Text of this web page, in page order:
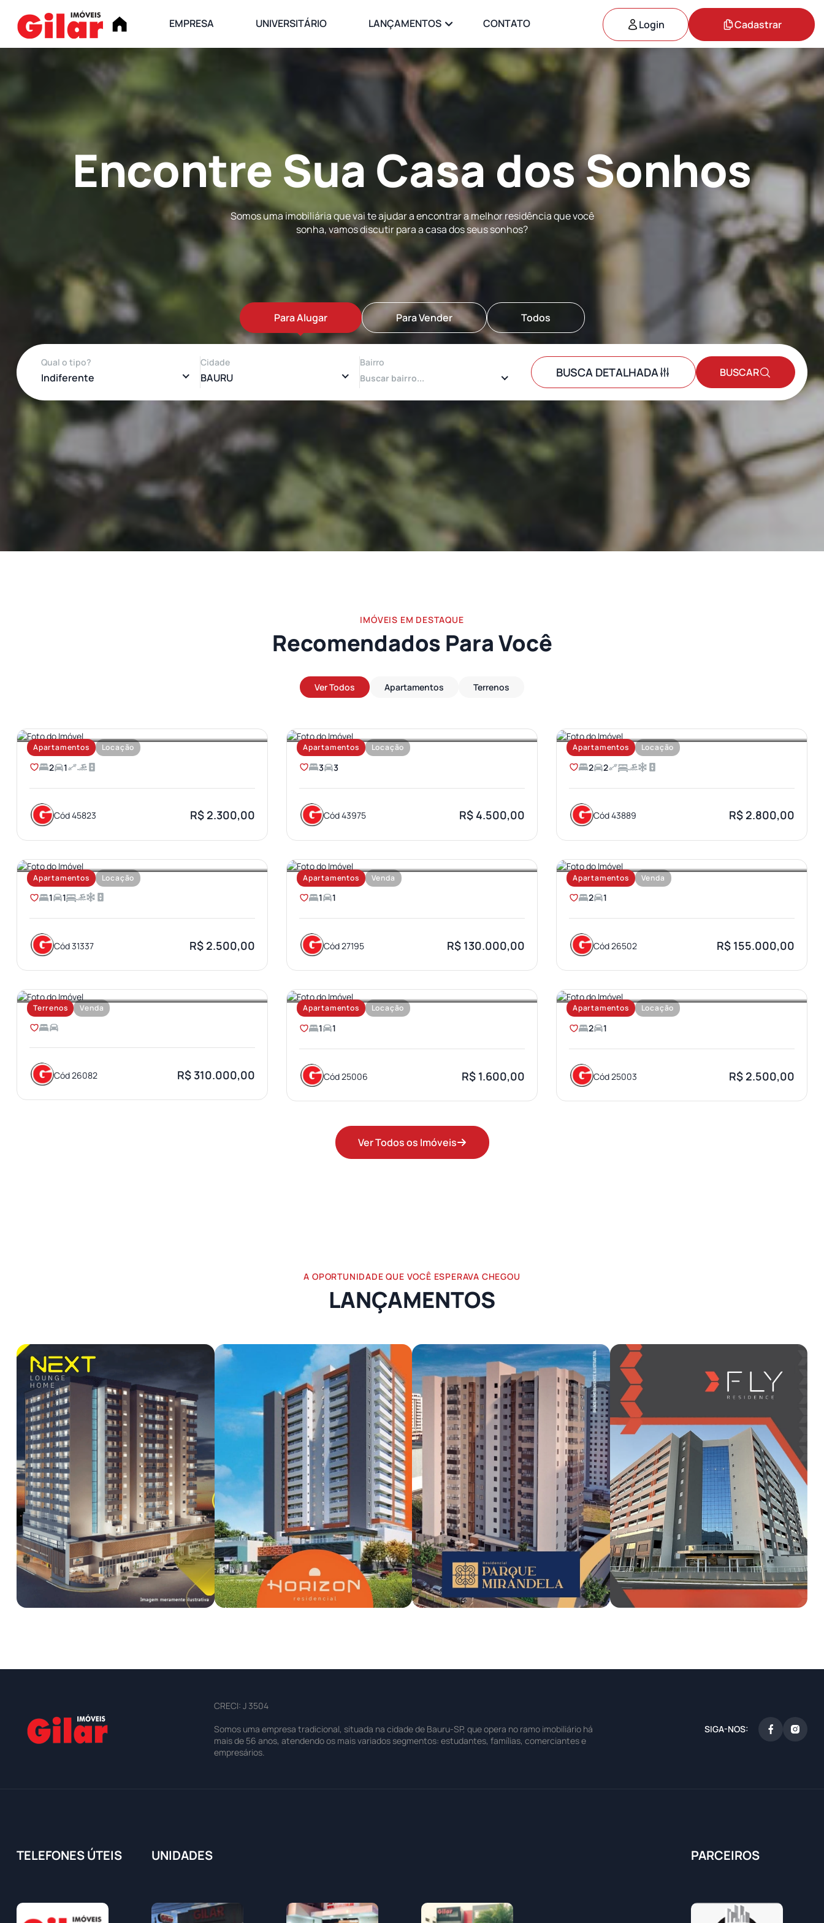
EMPRESA UNIVERSITÁRIO LANÇAMENTOS CONTATO Login Cadastrar
Encontre Sua Casa dos Sonhos
Somos uma imobiliária que vai te ajudar a encontrar a melhor residência que você
sonha, vamos discutir para a casa dos seus sonhos?
Para Alugar Para Vender Todos
Qual o tipo?
Indiferente
Cidade
BAURU
Bairro
BUSCA DETALHADA BUSCAR
IMÓVEIS EM DESTAQUE
Recomendados Para Você
Ver Todos Apartamentos Terrenos
Apartamentos Locação
AEROPORTO
2 1
Cód 45823 R$ 2.300,00
Apartamentos Locação
JARDIM AMERICA
3 3
Cód 43975 R$ 4.500,00
Apartamentos Locação
AEROPORTO
2 2
Cód 43889 R$ 2.800,00
Apartamentos Locação
VILA AVIAÇAO
1 1
Cód 31337 R$ 2.500,00
Apartamentos Venda
JARDIM BRASIL
1 1
Cód 27195 R$ 130.000,00
Apartamentos Venda
PARQUE BAURU
2 1
Cód 26502 R$ 155.000,00
Terrenos Venda
JARDIM OLIMPICO
Cód 26082 R$ 310.000,00
Apartamentos Locação
VILA UNIVERSITARIA
1 1
Cód 25006 R$ 1.600,00
Apartamentos Locação
SANTA TEREZA
2 1
Cód 25003 R$ 2.500,00
Ver Todos os Imóveis
A OPORTUNIDADE QUE VOCÊ ESPERAVA CHEGOU
LANÇAMENTOS
CRECI: J 3504
Somos uma empresa tradicional, situada na cidade de Bauru-SP, que opera no ramo imobiliário há
mais de 56 anos, atendendo os mais variados segmentos: estudantes, famílias, comerciantes e
empresários.
SIGA-NOS:
TELEFONES ÚTEIS UNIDADES PARCEIROS